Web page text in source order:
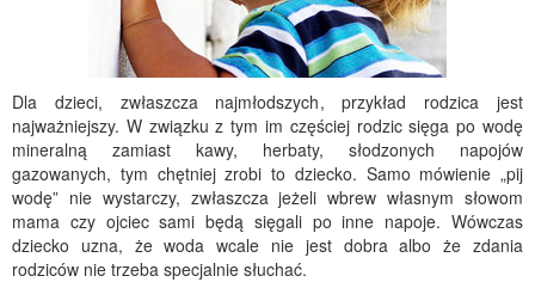
Dla dzieci, zwłaszcza najmłodszych, przykład rodzica jest
najważniejszy. W związku z tym im częściej rodzic sięga po wodę
mineralną zamiast kawy, herbaty, słodzonych napojów
gazowanych, tym chętniej zrobi to dziecko. Samo mówienie „pij
wodę” nie wystarczy, zwłaszcza jeżeli wbrew własnym słowom
mama czy ojciec sami będą sięgali po inne napoje. Wówczas
dziecko uzna, że woda wcale nie jest dobra albo że zdania
rodziców nie trzeba specjalnie słuchać.